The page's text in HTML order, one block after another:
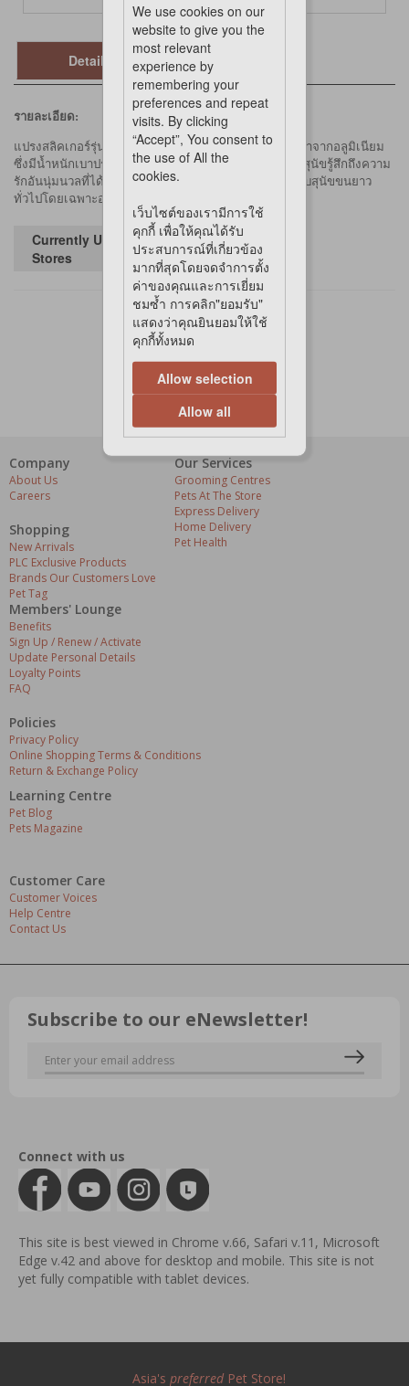
Details
รายละเอียด:
แปรงสลิคเกอร์รุ่นนุ่มนวลถนอมผิว สำหรับสุนัข ขนแปรงทำจากอลูมิเนียม
ซึ่งมีน้ำหนักเบาประกอบกับแผ่นยางรองเนื้อนุ่ม จะช่วยให้สุนัขรู้สึกถึงความ
รักอันนุ่มนวลที่ได้มอบผ่านแปรงขนสลิคเกอร์เหมาะสำหรับสุนัขขนยาว
ทั่วไปโดยเฉพาะอย่างยิ่งกับสุนัขแก่ และลูกสุนัข
Currently Unavailable in
Stores
Company
About Us
Careers
Shopping
New Arrivals
PLC Exclusive Products
Brands Our Customers Love
Pet Tag
Our Services
Grooming Centres
Pets At The Store
Express Delivery
Home Delivery
Pet Health
Members' Lounge
Benefits
Sign Up / Renew / Activate
Update Personal Details
Loyalty Points
FAQ
Policies
Privacy Policy
Online Shopping Terms & Conditions
Return & Exchange Policy
Learning Centre
Pet Blog
Pets Magazine
Customer Care
Customer Voices
Help Centre
Contact Us
Subscribe to our eNewsletter!
Connect with us
This site is best viewed in Chrome v.66, Safari v.11, Microsoft
Edge v.42 and above for desktop and mobile. This site is not
yet fully compatible with tablet devices.
Asia's preferredPet Store!
We use cookies on our
website to give you the
most relevant
experience by
remembering your
preferences and repeat
visits. By clicking
“Accept”, You consent to
the use of All the
cookies.
เว็บไซต์ของเรามีการใช้
คุกกี้ เพื่อให้คุณได้รับ
ประสบการณ์ที่เกี่ยวข้อง
มากที่สุดโดยจดจำการตั้ง
ค่าของคุณและการเยี่ยม
ชมซ้ำ การคลิก"ยอมรับ"
แสดงว่าคุณยินยอมให้ใช้
คุกกี้ทั้งหมด
Allow selection
Allow all